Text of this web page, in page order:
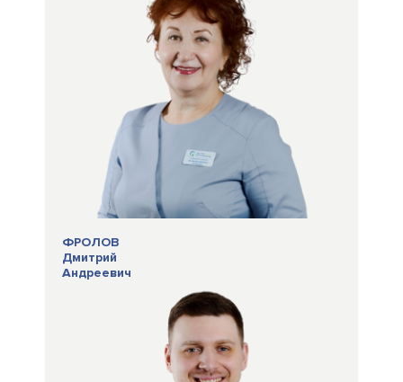
ФРОЛОВ
Дмитрий
Андреевич